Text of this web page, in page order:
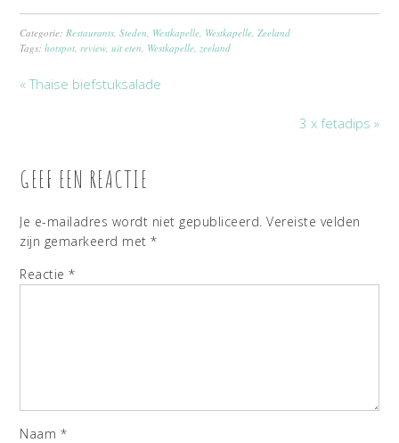
Categorie: Restaurants ,Steden Westkapelle Westkapelle Zeeland
Tags:hotspot review ,uit eten Westkapelle zeeland
« Thaise biefstuksalade
3 x fetadips »
GEEF EEN REACTIE
Je e-mailadres wordt niet gepubliceerd. Vereiste velden
zijn gemarkeerd met*
Reactie*
Naam *